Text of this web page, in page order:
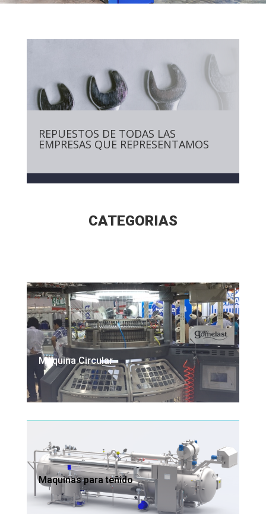
REPUESTOS DE TODAS LAS
EMPRESAS QUE REPRESENTAMOS
CATEGORIAS
Maquina Circular
Maquinas para teñido